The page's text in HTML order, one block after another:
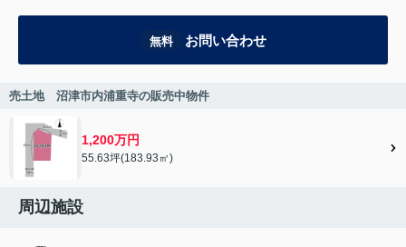
無料 お問い合わせ
売土地 沼津市内浦重寺の販売中物件
1,200万円
55.63坪(183.93㎡)
周辺施設